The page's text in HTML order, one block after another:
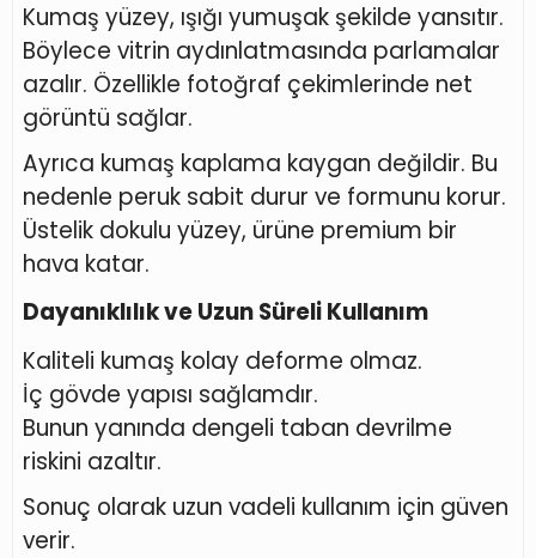
Kumaş yüzey, ışığı yumuşak şekilde yansıtır.
Böylece vitrin aydınlatmasında parlamalar
azalır. Özellikle fotoğraf çekimlerinde net
görüntü sağlar.
Ayrıca kumaş kaplama kaygan değildir. Bu
nedenle peruk sabit durur ve formunu korur.
Üstelik dokulu yüzey, ürüne premium bir
hava katar.
Dayanıklılık ve Uzun Süreli Kullanım
Kaliteli kumaş kolay deforme olmaz.
İç gövde yapısı sağlamdır.
Bunun yanında dengeli taban devrilme
riskini azaltır.
Sonuç olarak uzun vadeli kullanım için güven
verir.